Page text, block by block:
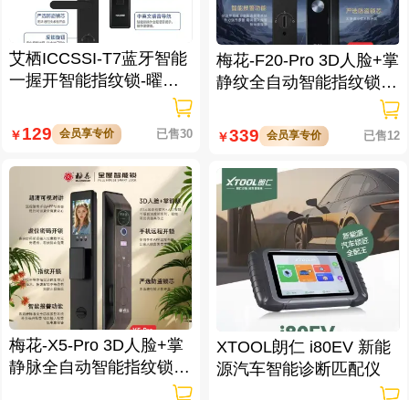
艾栖ICCSSI-T7蓝牙智能
一握开智能指纹锁-曜石
黑 多方式开锁 蓝牙智能
管理
￥129 会员享专价 已售30
梅花-X5-Pro 3D人脸+掌
静脉全自动智能指纹锁
大屏可视对讲 虚位密码
梅花-F20-Pro 3D人脸+掌
静纹全自动智能指纹锁
逗留抓拍 高清可视对讲
￥339 会员享专价 已售12
XTOOL朗仁 i80EV 新能
源汽车智能诊断匹配仪